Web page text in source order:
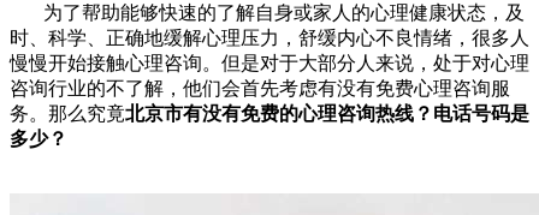
为了帮助能够快速的了解自身或家人的心理健康状态，及
时、科学、正确地缓解心理压力，舒缓内心不良情绪，很多人
慢慢开始接触心理咨询。但是对于大部分人来说，处于对心理
咨询行业的不了解，他们会首先考虑有没有免费心理咨询服
务。那么究竟北京市有没有免费的心理咨询热线？电话号码是
多少？